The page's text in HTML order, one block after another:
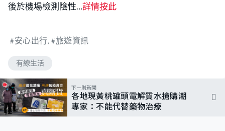
後於機場檢測陰性…詳情按此
安心出行 旅遊資訊
有線生活
下一則新聞
各地現黃桃罐頭電解質水搶購潮
專家：不能代替藥物治療